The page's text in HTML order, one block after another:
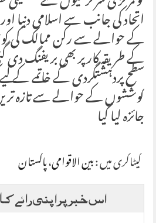
اتحاد کی جانب سے اسلامی
کے حوالے سے رکن ممالک کی
کے طریقہ کار پر بھی بریفنگ دی
سطح پردہشتگردی کے خاتمے کے
کوششوں کے حوالے سے تازہ
جائزہ لیا گیا
کیٹاگری میں :بین الاقوامی،پاکستان
اس خبر پر اپنی رائے